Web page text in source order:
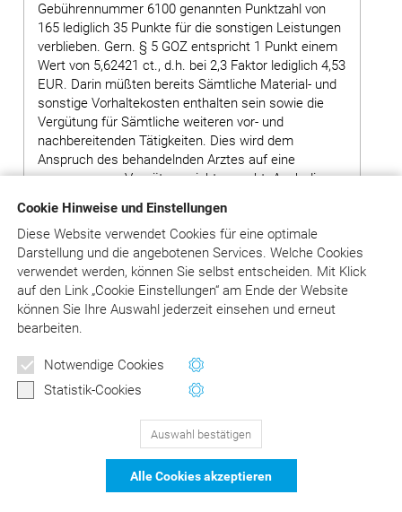
Cookie Hinweise und Einstellungen
Diese Website verwendet Cookies für eine optimale
Darstellung und die angebotenen Services. Welche Cookies
verwendet werden, können Sie selbst entscheiden. Mit Klick
aufden Link „Cookie Einstellungen“ am Ende der Website
können Sie Ihre Auswahl jederzeit einsehen und erneut
bearbeiten.
Notwendige Cookies
Statistik-Cookies
Auswahl bestätigen
Alle Cookies akzeptieren
Gebührennummer 6100 genannten Punktzahl von
165 lediglich 35 Punkte für die sonstigen Leistungen
verblieben. Gern. § 5 GOZ entspricht 1 Punkt einem
Wert von 5,62421 ct., d.h. bei 2,3 Faktor lediglich 4,53
EUR. Darin müßten bereits Sämtliche Material- und
sonstige Vorhaltekosten enthalten sein sowie die
Vergütung für Sämtliche weiteren vor- und
nachbereitenden Tätigkeiten. Dies wird dem
Anspruch des behandelnden Arztes auf eine
angemessene Vergütung nicht gerecht. Auch die
pauschalen Berechnung durch die Ärzte
hinzunehmen sei, überzeugt die Kammer nicht.
Vielmehr ist davon auszugehen, dass bei einer
Betrachtung der Punktzahl gemäß § 4 Abs. 2 S. 4
GOZ die adhäsive Befestigung gerade nicht in der
Bewertung der Gebührennummer 6100
berücksichtigt wurde.“
DER Kommentar zu BEMA und
129Bewertungen auf ProvenExpert.com
Newsletter
Wertvolle Tipps und Hinweise
Jetzt anmelden